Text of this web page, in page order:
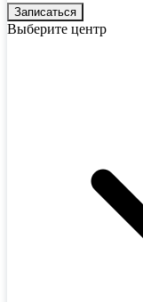
Выберите центр